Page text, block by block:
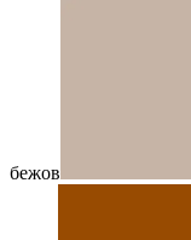
бежов